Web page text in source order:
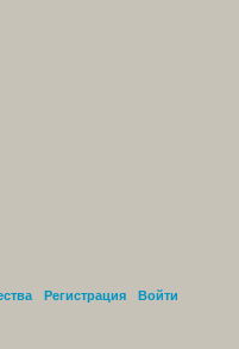
Регистрация Войти